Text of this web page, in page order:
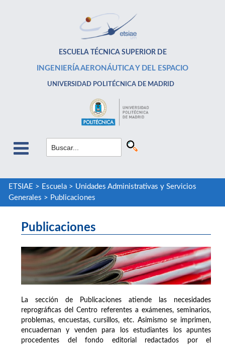
ESCUELA TÉCNICA SUPERIOR DE
INGENIERÍA AERONÁUTICA Y DEL ESPACIO
UNIVERSIDAD POLITÉCNICA DE MADRID
ETSIAE > Escuela> Unidades Administrativas y Servicios
Generales > Publicaciones
Publicaciones
La sección de Publicaciones atiende las necesidades
reprográficas del Centro referentes a exámenes, seminarios,
problemas, encuestas, cursillos, etc. Asimismo se imprimen,
encuadernan y venden para los estudiantes los apuntes
procedentes del fondo editorial redactados por el